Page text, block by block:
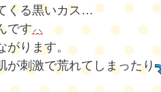
くる黒いカス…
です
がります。
が刺激で荒れてしまったり